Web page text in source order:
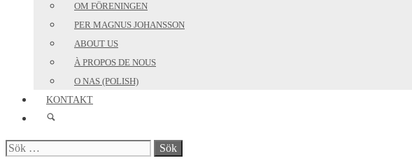
OM FÖRENINGEN
PER MAGNUS JOHANSSON
ABOUT US
À PROPOS DE NOUS
O NAS (POLISH)
KONTAKT
Sök